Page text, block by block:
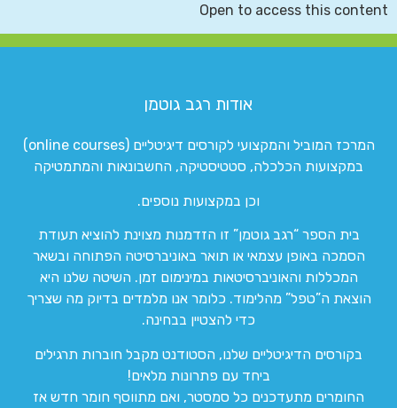
Open to access this content
אודות רגב גוטמן
המרכז המוביל והמקצועי לקורסים דיגיטליים (online courses)
במקצועות הכלכלה, סטטיסטיקה, החשבונאות והמתמטיקה
וכן במקצועות נוספים.
בית הספר “רגב גוטמן” זו הזדמנות מצוינת להוציא תעודת
הסמכה באופן עצמאי או תואר באוניברסיטה הפתוחה ובשאר
המכללות והאוניברסיטאות במינימום זמן. השיטה שלנו היא
הוצאת ה”טפל” מהלימוד. כלומר אנו מלמדים בדיוק מה שצריך
כדי להצטיין בבחינה.
בקורסים הדיגיטליים שלנו, הסטודנט מקבל חוברות תרגילים
ביחד עם פתרונות מלאים!
החומרים מתעדכנים כל סמסטר, ואם מתווסף חומר חדש אז